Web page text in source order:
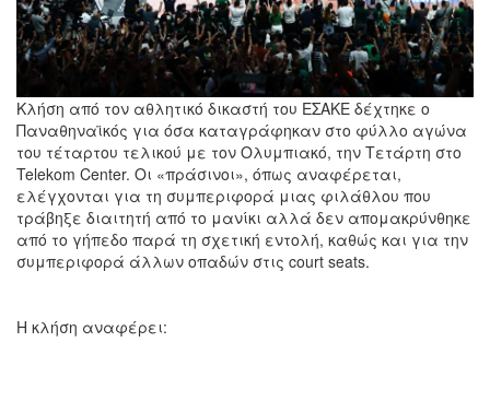
Κλήση από τον αθλητικό δικαστή του ΕΣΑΚΕ δέχτηκε ο
Παναθηναϊκός για όσα καταγράφηκαν στο φύλλο αγώνα
του τέταρτου τελικού με τον Ολυμπιακό, την Τετάρτη στο
Telekom Center. Οι «πράσινοι», όπως αναφέρεται,
ελέγχονται για τη συμπεριφορά μιας φιλάθλου που
τράβηξε διαιτητή από το μανίκι αλλά δεν απομακρύνθηκε
από το γήπεδο παρά τη σχετική εντολή, καθώς και για την
συμπεριφορά άλλων οπαδών στις court seats.
Η κλήση αναφέρει: